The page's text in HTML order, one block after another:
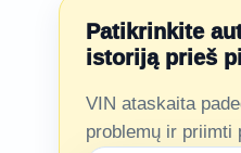
Patikrinkite
istoriją prieš
VIN ataskaita
problemų ir priimti